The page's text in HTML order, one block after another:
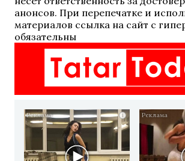
анонсов. При перепечатке и
материалов ссылка на сайт с
обязательны
i